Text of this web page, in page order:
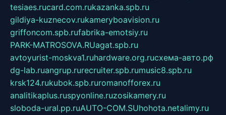
tesiaes.rucard.com.rukazanka.spb.ru
gildiya-kuznecov.rukameryboavision.ru
griffoncom.spb.rufabrika-emotsiy.ru
PARK-MATROSOVA.RUagat.spb.ru
avtoyurist-moskva1.ruhardware.org.ruсхема-авто.рф
dg-lab.ruangrup.rurecruiter.spb.rumusic8.spb.ru
krsk124.rukubok.spb.ruromanofforex.ru
analitikaplus.ruspyonline.ruzosikamery.ru
sloboda-ural.pp.ruAUTO-COM.SUhohota.netalimy.ru